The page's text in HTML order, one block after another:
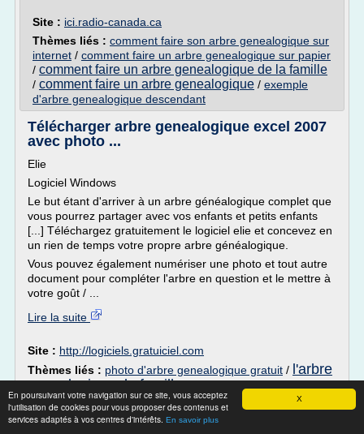
X
En poursuivant votre navigation sur ce site, vous acceptez
l'utilisation de cookies pour vous proposer des contenus et
services adaptés à vos centres d'intérêts. En savoir plus
Site : ici.radio-canada.ca
Thèmes liés : comment faire son arbre genealogique sur
internet / comment faire un arbre genealogique sur papier
/ comment faire un arbre genealogique de la famille
/ comment faire un arbre genealogique / exemple
d'arbre genealogique descendant
Télécharger arbre genealogique excel 2007
avec photo ...
Elie
Logiciel Windows
Le but étant d'arriver à un arbre généalogique complet que
vous pourrez partager avec vos enfants et petits enfants
[...] Téléchargez gratuitement le logiciel elie et concevez en
un rien de temps votre propre arbre généalogique.
Vous pouvez également numériser une photo et tout autre
document pour compléter l'arbre en question et le mettre à
votre goût / ...
Lire la suite
Site : http://logiciels.gratuiciel.com
Thèmes liés : photo d'arbre genealogique gratuit / l'arbre
genealogique de famille
genealogique gratuit/ modele d'arbre genealogique a imprimer
gratuit/telecharger gratuitement un logiciel d'arbre